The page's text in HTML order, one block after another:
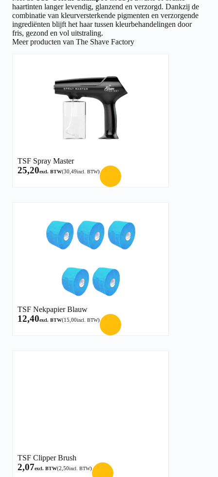
haartinten langer levendig, glanzend en verzorgd. Dankzij de
combinatie van kleurversterkende pigmenten en verzorgende
ingrediënten blijft het haar tussen kleurbehandelingen door
fris, gezond en vol uitstraling.
Meer producten van The Shave Factory
TSF Spray Master
25,20excl. BTW(30,49incl. BTW)
TSF Nekpapier Blauw
12,40excl. BTW(15,00incl. BTW)
TSF Clipper Brush
2,07excl. BTW(2,50incl. BTW)